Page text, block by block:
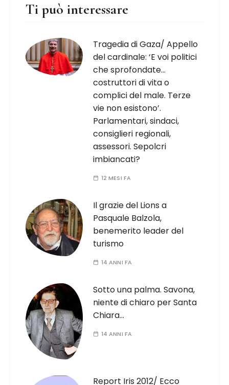
Ti può interessare
Tragedia di Gaza/ Appello
del cardinale: ‘E voi politici
che sprofondate…
costruttori di vita o
complici del male. Terze
vie non esistono’.
Parlamentari, sindaci,
consiglieri regionali,
assessori. Sepolcri
imbiancati?
12 MESI FA
Il grazie del Lions a
Pasquale Balzola,
benemerito leader del
turismo
14 ANNI FA
Sotto una palma. Savona,
niente di chiaro per Santa
Chiara…
14 ANNI FA
Report Iris 2012/ Ecco